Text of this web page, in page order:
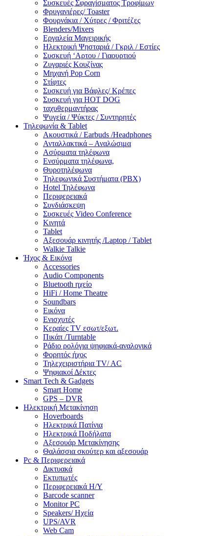
Συσκευές Σφραγίσματος Τροφίμων
Φρυγανιέρες/ Toaster
Φουρνάκια / Χύτρες / Φριτέζες
Blenders/Mixers
Εργαλεία Μαγειρικής
Ηλεκτρική Ψησταριά / Γκριλ / Eστίες
Συσκευή ‘Αρτου / Γιαουρτιού
Ζυγαριές Κουζίνας
Μηχανή Pop Corn
Στίφτες
Συσκευή για Βάφλες/ Κρέπες
Συσκευή για HOT DOG
ταχυθερμαντήρας
Ψυγεία / Ψύκτες / Συντηρητές
Τηλεφωνία & Tablet
Ακουστικά / Earbuds /Headphones
Ανταλλακτικά – Αναλώσιμα
Ασύρματα τηλέφωνα
Ενσύρματα τηλέφωνα,
Θυροτηλέφωνα
Τηλεφωνικά Συστήματα (PBX)
Hotel Τηλέφωνα
Περιφερειακά
Συνδιάσκεψη
Συσκευές Video Conference
Κινητά
Tablet
Αξεσουάρ κινητής /Laptop / Tablet
Walkie Talkie
Ήχος & Εικόνα
Accessories
Audio Components
Bluetooth ηχείο
HiFi / Home Theatre
Soundbars
Εικόνα
Ενισχυτές
Κεραίες TV εσωτ/εξωτ.
Πικάπ /Turntable
Ράδιο ρολόγια ψηφιακά-αναλογικά
Φορητός ήχος
Τηλεχειριστήρια TV/ AC
Ψηφιακοί Δέκτες
Smart Tech & Gadgets
Smart Home
GPS – DVR
Ηλεκτρική Μετακίνηση
Hoverboards
Ηλεκτρικά Πατίνια
Ηλεκτρικά Ποδήλατα
Αξεσουάρ Μετακίνησης
Θαλάσσια σκούτερ και αξεσουάρ
Pc & Περιφερειακά
Δικτυακά
Εκτυπωτές
Περιφερειακά Η/Υ
Barcode scanner
Monitor PC
Speakers/ Ηχεία
UPS/AVR
Web Cam